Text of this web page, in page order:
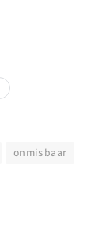
onmisbaar